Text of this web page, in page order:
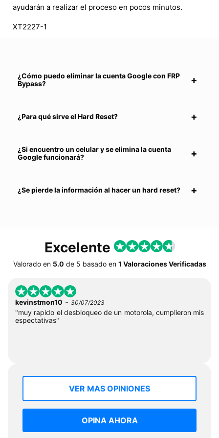
ayudarán a realizar el proceso en pocos minutos.
XT2227-1
¿Cómo puedo eliminar la cuenta Google con FRP
Bypass?
¿Para qué sirve el Hard Reset?
¿Si encuentro un celular y se elimina la cuenta
Google funcionará?
¿Se pierde la información al hacer un hard reset?
Excelente
Valorado en 5.0 de 5 basado en 1 Valoraciones Verificadas
kevinstmon10 - 30/07/2023
"muy rapido el desbloqueo de un motorola, cumplieron mis
espectativas"
VER MAS OPINIONES
OPINA AHORA